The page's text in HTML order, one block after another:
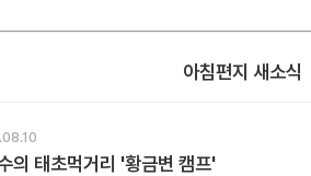
아침편지 새소식
의 태초먹거리 '황금변 캠프'